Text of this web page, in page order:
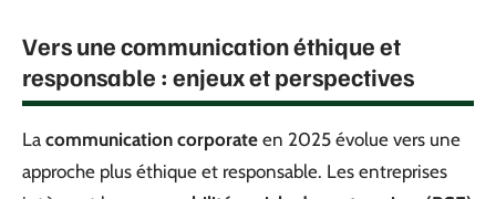
Vers une communication éthique et
responsable : enjeux et perspectives
La communication corporate en 2025 évolue vers une
approche plus éthique et responsable. Les entreprises